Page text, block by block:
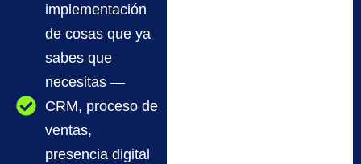
implementación
de cosas que ya
sabes que
necesitas —
CRM, proceso de
ventas,
presencia digital